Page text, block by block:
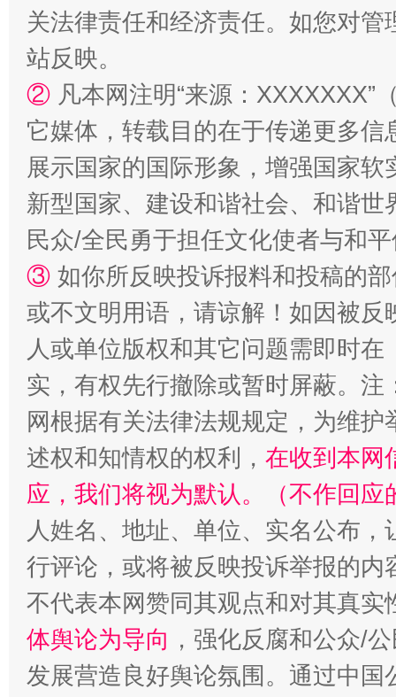
国家大学科技园优化重塑工作
扯下公款旅游的“隐身衣” 如何以
“蜀中异人”王建安的艺术幻境
关法律责任和经济责任。如您对
站反映。
② 凡本网注明“来源：
它媒体，转载目的在于传递更多
展示国家的国际形象，增强国家
新型国家、建设和谐社会、和谐
民众/全民勇于担任文化使者与和
③ 如你所反映投诉报料和投稿的
或不文明用语，请谅解！如因被
人或单位版权和其它问题需即时在
实，有权先行撤除或暂时屏蔽。
网根据有关法律法规规定，为维
述权和知情权的权利， 在收到本网
应，我们将视为默认。（不作回应
人姓名、地址、单位、实名公布
行评论，或将被反映投诉举报的
不代表本网赞同其观点和对其真实
体舆论为导向 ，强化反腐和公众/
发展营造良好舆论氛围。通过中